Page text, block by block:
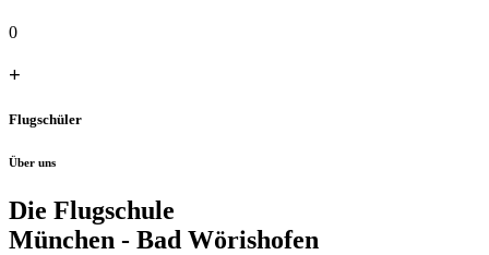
0
+
Flugschüler
Über uns
Die Flugschule
München - Bad Wörishofen